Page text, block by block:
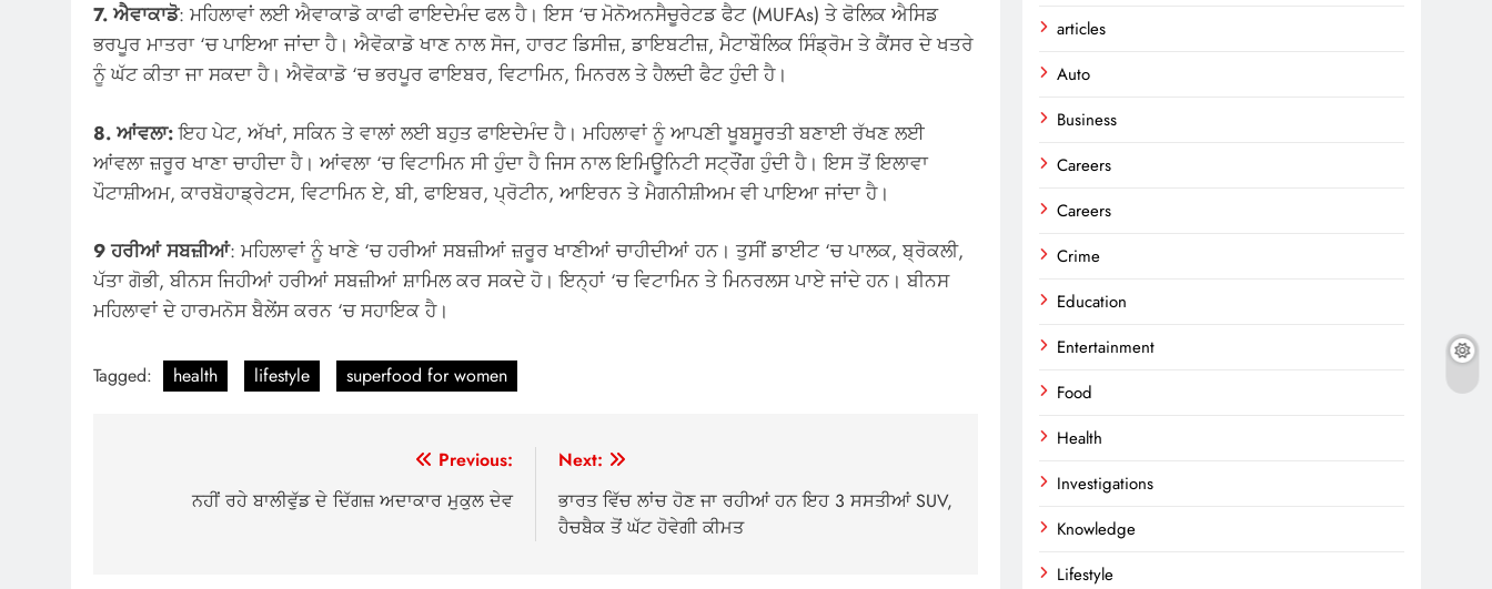
7. ਐਵਾਕਾਡੋ: ਮਹਿਲਾਵਾਂ ਲਈ ਐਵਾਕਾਡੋ ਕਾਫੀ ਫਾਇਦੇਮੰਦ ਫਲ ਹੈ। ਇਸ ‘ਚ ਮੋਨੋਅਨਸੈਚੂਰੇਟਡ ਫੈਟ (MUFAs) ਤੇ ਫੋਲਿਕ ਐਸਿਡ
ਭਰਪੂਰ ਮਾਤਰਾ ‘ਚ ਪਾਇਆ ਜਾਂਦਾ ਹੈ। ਐਵੋਕਾਡੋ ਖਾਣ ਨਾਲ ਸੋਜ, ਹਾਰਟ ਡਿਸੀਜ਼, ਡਾਇਬਟੀਜ਼, ਮੈਟਾਬੌਲਿਕ ਸਿੰਡ੍ਰੋਮ ਤੇ ਕੈਂਸਰ ਦੇ ਖਤਰੇ
ਨੂੰ ਘੱਟ ਕੀਤਾ ਜਾ ਸਕਦਾ ਹੈ। ਐਵੋਕਾਡੋ ‘ਚ ਭਰਪੂਰ ਫਾਇਬਰ, ਵਿਟਾਮਿਨ, ਮਿਨਰਲ ਤੇ ਹੈਲਦੀ ਫੈਟ ਹੁੰਦੀ ਹੈ।
8. ਆਂਵਲਾ:ਇਹ ਪੇਟ, ਅੱਖਾਂ, ਸਕਿਨ ਤੇ ਵਾਲਾਂ ਲਈ ਬਹੁਤ ਫਾਇਦੇਮੰਦ ਹੈ। ਮਹਿਲਾਵਾਂ ਨੂੰ ਆਪਣੀ ਖੂਬਸੂਰਤੀ ਬਣਾਈ ਰੱਖਣ ਲਈ
ਆਂਵਲਾ ਜ਼ਰੂਰ ਖਾਣਾ ਚਾਹੀਦਾ ਹੈ। ਆਂਵਲਾ ‘ਚ ਵਿਟਾਮਿਨ ਸੀ ਹੁੰਦਾ ਹੈ ਜਿਸ ਨਾਲ ਇਮਿਊਨਿਟੀ ਸਟ੍ਰੌਂਗ ਹੁੰਦੀ ਹੈ। ਇਸ ਤੋਂ ਇਲਾਵਾ
ਪੌਟਾਸ਼ੀਅਮ, ਕਾਰਬੋਹਾਡ੍ਰੇਟਸ, ਵਿਟਾਮਿਨ ਏ, ਬੀ, ਫਾਇਬਰ, ਪ੍ਰੋਟੀਨ, ਆਇਰਨ ਤੇ ਮੈਗਨੀਸ਼ੀਅਮ ਵੀ ਪਾਇਆ ਜਾਂਦਾ ਹੈ।
9 ਹਰੀਆਂ ਸਬਜ਼ੀਆਂ: ਮਹਿਲਾਵਾਂ ਨੂੰ ਖਾਣੇ ‘ਚ ਹਰੀਆਂ ਸਬਜ਼ੀਆਂ ਜ਼ਰੂਰ ਖਾਣੀਆਂ ਚਾਹੀਦੀਆਂ ਹਨ। ਤੁਸੀਂ ਡਾਈਟ ‘ਚ ਪਾਲਕ, ਬ੍ਰੋਕਲੀ,
ਪੱਤਾ ਗੋਭੀ, ਬੀਨਸ ਜਿਹੀਆਂ ਹਰੀਆਂ ਸਬਜ਼ੀਆਂ ਸ਼ਾਮਿਲ ਕਰ ਸਕਦੇ ਹੋ। ਇਨ੍ਹਾਂ ‘ਚ ਵਿਟਾਮਿਨ ਤੇ ਮਿਨਰਲਸ ਪਾਏ ਜਾਂਦੇ ਹਨ। ਬੀਨਸ
ਮਹਿਲਾਵਾਂ ਦੇ ਹਾਰਮਨੋਸ ਬੈਲੇਂਸ ਕਰਨ ‘ਚ ਸਹਾਇਕ ਹੈ।
Tagged: health lifestyle superfood for women
navigation
Previous:
ਨਹੀਂ ਰਹੇ ਬਾਲੀਵੁੱਡ ਦੇ ਦਿੱਗਜ਼ ਅਦਾਕਾਰ ਮੁਕੁਲ ਦੇਵ
Next:
ਭਾਰਤ ਵਿੱਚ ਲਾਂਚ ਹੋਣ ਜਾ ਰਹੀਆਂ ਹਨ ਇਹ 3 ਸਸਤੀਆਂ SUV,
ਹੈਚਬੈਕ ਤੋਂ ਘੱਟ ਹੋਵੇਗੀ ਕੀਮਤ
articles
Auto
Business
Careers
Careers
Crime
Education
Entertainment
Food
Health
Investigations
Knowledge
Lifestyle